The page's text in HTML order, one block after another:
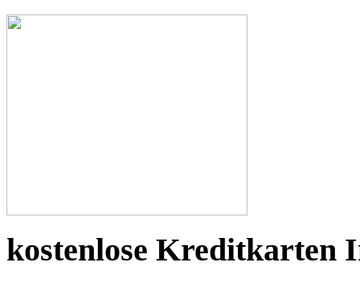
kostenlose Kreditkarten